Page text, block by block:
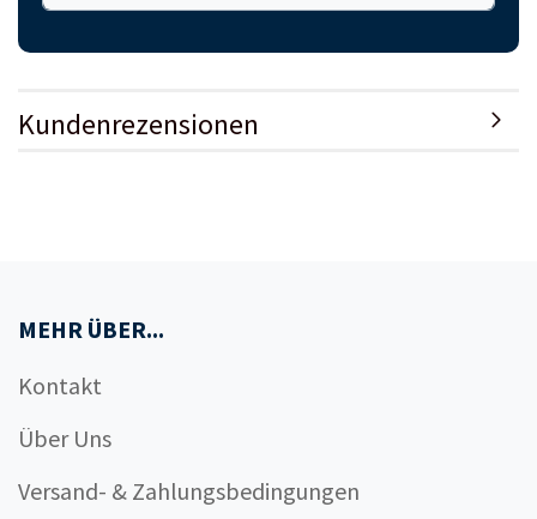
Kundenrezensionen
MEHR ÜBER...
Kontakt
Über Uns
Versand- & Zahlungsbedingungen